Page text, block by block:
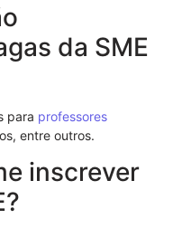
da SME
para professores
entre outros.
inscrever